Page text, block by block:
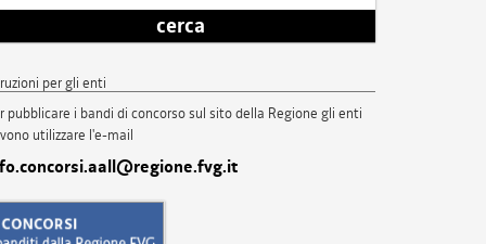
cerca
per gli enti
pubblicare i bandi di concorso sul sito della Regione gli enti
utilizzare l'e-mail